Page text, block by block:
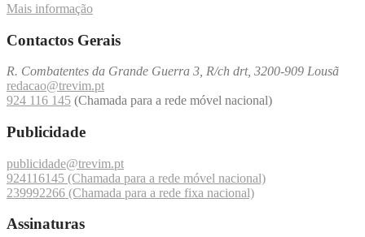
Mais informação
Contactos Gerais
R. Combatentes da Grande Guerra 3, R/ch drt, 3200-909 Lousã
redacao@trevim.pt
924 116 145 (Chamada para a rede móvel nacional)
Publicidade
publicidade@trevim.pt
924116145 (Chamada para a rede móvel nacional)
239992266 (Chamada para a rede fixa nacional)
Assinaturas